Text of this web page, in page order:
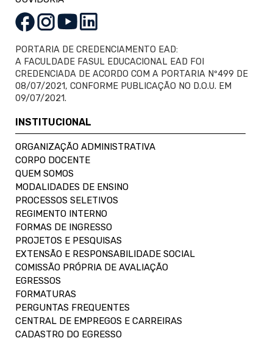
PORTARIA DE CREDENCIAMENTO EAD:
A FACULDADE FASUL EDUCACIONAL EAD FOI
CREDENCIADA DE ACORDO COM A PORTARIA Nº499 DE
08/07/2021, CONFORME PUBLICAÇÃO NO D.O.U. EM
09/07/2021.
INSTITUCIONAL
ORGANIZAÇÃO ADMINISTRATIVA
CORPO DOCENTE
QUEM SOMOS
MODALIDADES DE ENSINO
PROCESSOS SELETIVOS
REGIMENTO INTERNO
FORMAS DE INGRESSO
PROJETOS E PESQUISAS
EXTENSÃO E RESPONSABILIDADE SOCIAL
COMISSÃO PRÓPRIA DE AVALIAÇÃO
EGRESSOS
FORMATURAS
PERGUNTAS FREQUENTES
CENTRAL DE EMPREGOS E CARREIRAS
CADASTRO DO EGRESSO